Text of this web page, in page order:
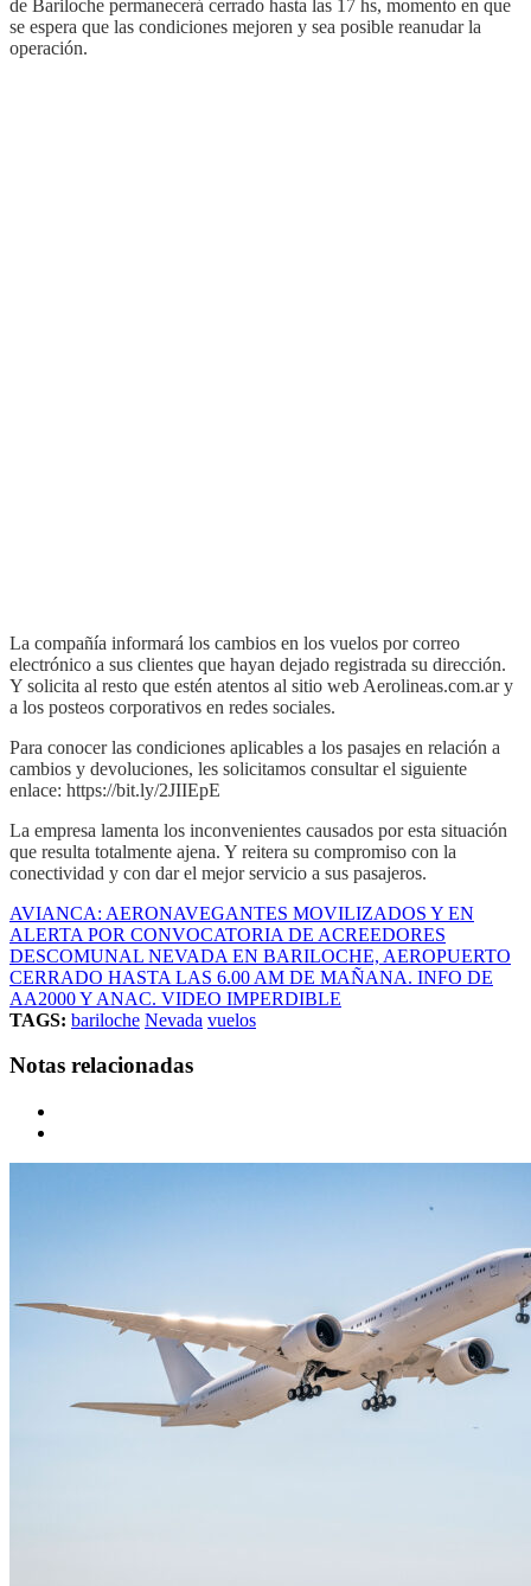
de Bariloche permanecerá cerrado hasta las 17 hs, momento en que
se espera que las condiciones mejoren y sea posible reanudar la
operación.
La compañía informará los cambios en los vuelos por correo
electrónico a sus clientes que hayan dejado registrada su dirección.
Y solicita al resto que estén atentos al sitio web Aerolineas.com.ar y
a los posteos corporativos en redes sociales.
Para conocer las condiciones aplicables a los pasajes en relación a
cambios y devoluciones, les solicitamos consultar el siguiente
enlace: https://bit.ly/2JIIEpE
La empresa lamenta los inconvenientes causados por esta situación
que resulta totalmente ajena. Y reitera su compromiso con la
conectividad y con dar el mejor servicio a sus pasajeros.
AVIANCA: AERONAVEGANTES MOVILIZADOS Y EN
ALERTA POR CONVOCATORIA DE ACREEDORES
DESCOMUNAL NEVADA EN BARILOCHE, AEROPUERTO
CERRADO HASTA LAS 6.00 AM DE MAÑANA. INFO DE
AA2000 Y ANAC. VIDEO IMPERDIBLE
TAGS: bariloche Nevada vuelos
Notas relacionadas